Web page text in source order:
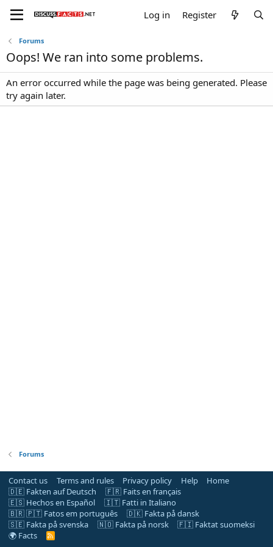
Log in Register
Forums
Oops! We ran into some problems.
An error occurred while the page was being generated. Please
try again later.
Forums
Contact us Terms and rules Privacy policy Help
Home
🇩🇪 Fakten auf Deutsch
🇫🇷 Faits en français
🇪🇸 Hechos en Español
🇮🇹 Fatti in Italiano
🇧🇷 🇵🇹 Fatos em português
🇩🇰 Fakta på dansk
🇸🇪 Fakta på svenska
🇳🇴 Fakta på norsk
🇫🇮 Faktat suomeksi
🌍 Facts
R